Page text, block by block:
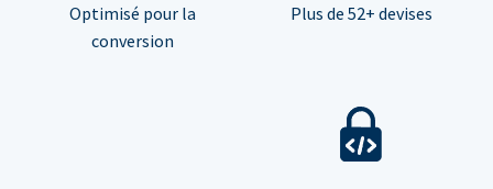
Optimisé pour la
conversion
Plus de 52+ devises